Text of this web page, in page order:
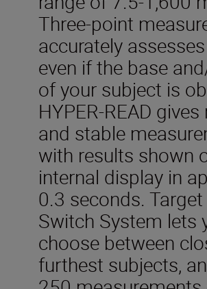
Three-point
accurately
even if the base
of your subject is
HYPER-READ gives
and stable
with results shown
internal display in
0.3 seconds.
Switch System lets
choose between
furthest subjects,